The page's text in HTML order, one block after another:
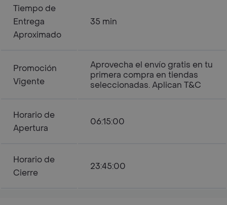
Tiempo de
Entrega
Aproximado
35 min
Promoción
Vigente
Aprovecha el envío gratis en tu
primera compra en tiendas
seleccionadas. Aplican T&C
Horario de
Apertura
06:15:00
Horario de
Cierre
23:45:00